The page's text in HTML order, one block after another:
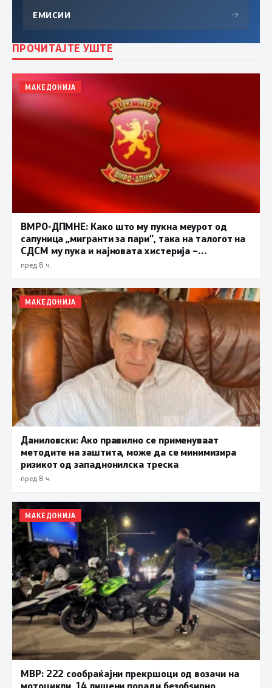
ЕМИСИИ →
ПРОЧИТАЈТЕ УШТЕ
МАКЕДОНИЈА
ВМРО-ДПМНЕ: Како што му пукна меурот од
сапуница „мигранти за пари“, така на талогот на
СДСМ му пука и најновата хистерија –
прифаќање на француски предлог
пред 8 ч.
МАКЕДОНИЈА
Даниловски: Ако правилно се применуваат
методите на заштита, може да се минимизира
ризикот од западнонилска треска
пред 8 ч.
МАКЕДОНИЈА
МВР: 222 сообраќајни прекршоци од возачи на